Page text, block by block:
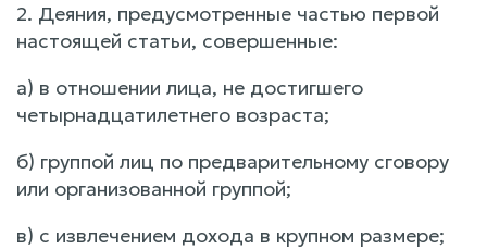
2. Деяния, предусмотренные частью первой
настоящей статьи, совершенные:
а) в отношении лица, не достигшего
четырнадцатилетнего возраста;
б) группой лиц по предварительному сговору
или организованной группой;
в) с извлечением дохода в крупном размере;